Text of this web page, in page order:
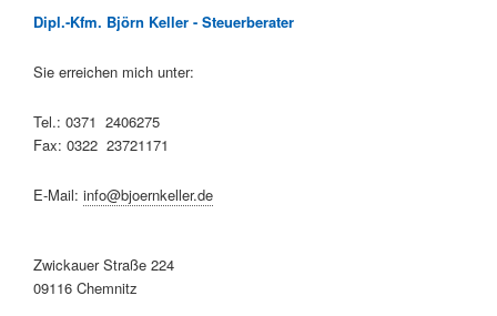
Dipl.-Kfm. Björn Keller - Steuerberater
Sie erreichen mich unter:
Tel.: 0371 2406275
Fax: 0322 23721171
E-Mail: info@bjoernkeller.de
Zwickauer Straße 224
09116 Chemnitz